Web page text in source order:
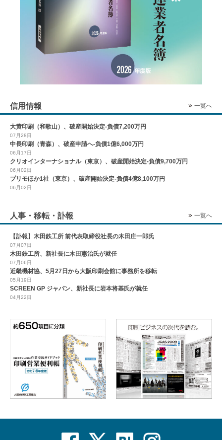
信用情報 一覧へ
大黄印刷（和歌山）、破産開始決定-負債7,200万円
07月28日
中長印刷（青森）、破産申請へ-負債1億6,000万円
06月17日
クリオインターナショナル（東京）、破産開始決定-負債9,700万円
06月02日
プリモほか1社（東京）、破産開始決定-負債4億8,100万円
06月02日
人事・移転・訃報 一覧へ
【訃報】木田鉄工所 前代表取締役社長の木田庄一郎氏
07月07日
木田鉄工所、新社長に木田憲治氏が就任
07月06日
近畿機材協、5月27日から大阪印刷会館に事務所を移転
05月19日
SCREEN GP ジャパン、新社長に岩本将基氏が就任
04月22日